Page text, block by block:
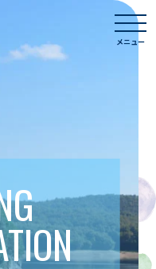
メニュー